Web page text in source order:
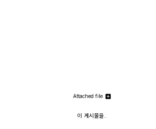
Attached file
이 게시물을..